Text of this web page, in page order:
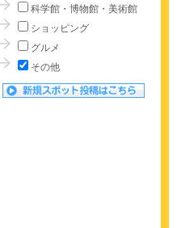
科学館・博物館・美術館
ショッピング
グルメ
その他